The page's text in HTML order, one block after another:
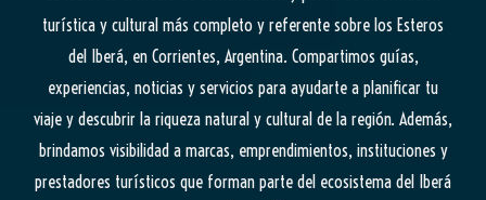
turística y cultural más completo y referente sobre los Esteros
del Iberá, en Corrientes, Argentina. Compartimos guías,
experiencias, noticias y servicios para ayudarte a planificar tu
viaje y descubrir la riqueza natural y cultural de la región. Además,
brindamos visibilidad a marcas, emprendimientos, instituciones y
prestadores turísticos que forman parte del ecosistema del Iberá